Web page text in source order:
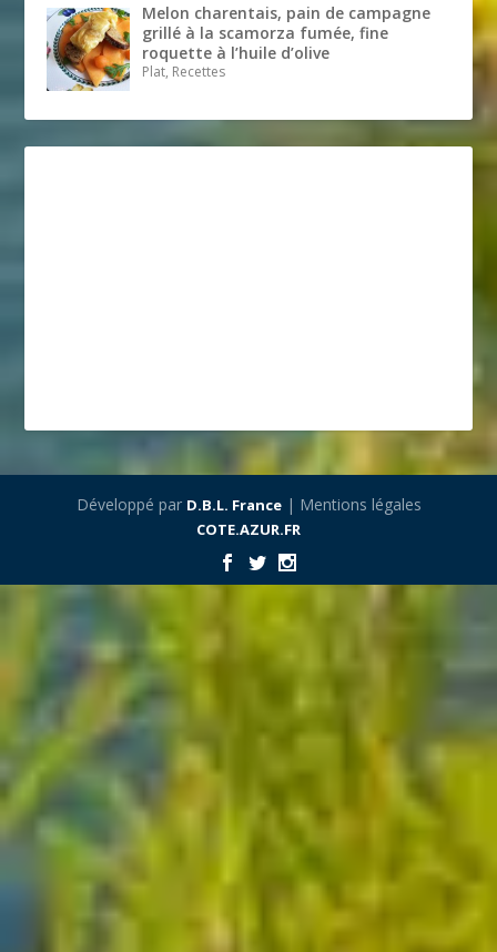
Melon charentais, pain de campagne
grillé à la scamorza fumée, fine
roquette à l’huile d’olive
Plat, Recettes
Développé par D.B.L. France| Mentions légales
COTE.AZUR.FR